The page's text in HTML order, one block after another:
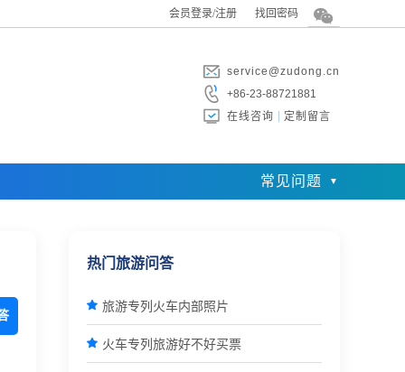
会员登录/注册 找回密码
service@zudong.cn
+86-23-88721881
在线咨询
定制留言
常见问题
热门旅游问答
 旅游专列火车内部照片
 火车专列旅游好不好买票